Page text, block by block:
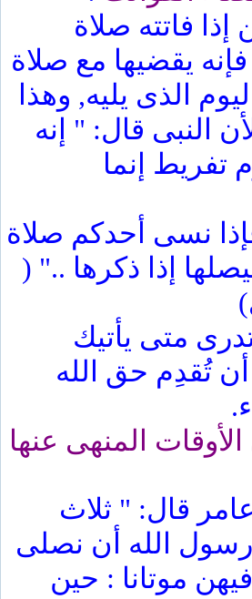
فاتته صلاة
فإنه يقضيها مع صلاة
الذى يليه, وهذا
النبى قال: " إنه
تفريط إنما
نسى أحدكم صلاة
إذا ذكرها .." (
متى يأتيك
أن تُقدِم حق الله
المنهى عنها
قال: " ثلاث
رسول الله أن نصلى
موتانا : حين